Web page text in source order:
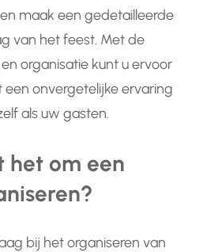
maak een gedetailleerde
van het feest. Met de
organisatie kunt u ervoor
onvergetelijke ervaring
als uw gasten.
het om een
bij het organiseren van